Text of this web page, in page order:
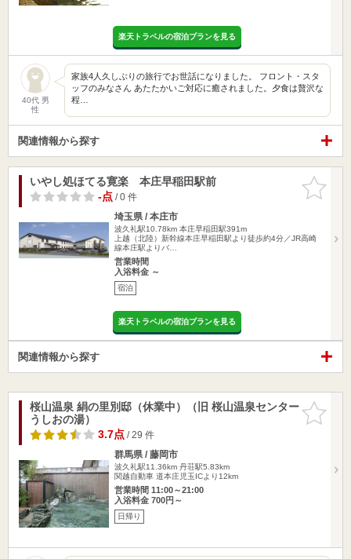
楽天トラベルの宿泊プランを見る
40代 男
性
家族4人久しぶりの旅行でお世話になりました。 フロント・スタ
ッフのみなさん あたたかいご対応に癒されました。夕食は贅沢な
程…
関連情報から探す
お気に入
りに追加
いやし処ほてる寛楽 本庄早稲田駅前
-点/ 0 件
埼玉県 / 本庄市
波久礼駅10.78km 本庄早稲田駅391m
上越（北陸）新幹線本庄早稲田駅より徒歩約4分／JR高崎
線本庄駅よりバ…
営業時間
入浴料金 ～
宿泊
楽天トラベルの宿泊プランを見る
関連情報から探す
お気に入
りに追加
桜山温泉 絹の里別邸（休業中）（旧 桜山温泉センター
うしおの湯）
3.7点/ 29 件
群馬県 / 藤岡市
波久礼駅11.36km 丹荘駅5.83km
関越自動車 道本庄児玉ICより12km
営業時間 11:00～21:00
入浴料金 700円～
日帰り